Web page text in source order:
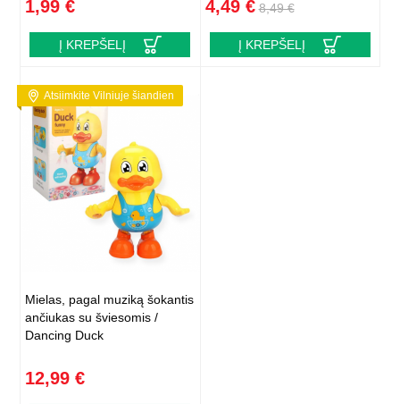
1,99 €
Į KREPŠELĮ
4,49 € 8,49 €
Į KREPŠELĮ
Atsiimkite Vilniuje šiandien
Mielas, pagal muziką šokantis
ančiukas su šviesomis /
Dancing Duck
12,99 €